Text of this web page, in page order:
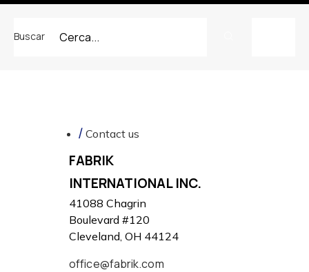
Buscar
Contact us
FABRIK
INTERNATIONAL INC.
41088 Chagrin
Boulevard #120
Cleveland, OH 44124
office@fabrik.com